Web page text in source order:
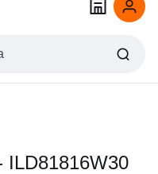
ILD81816W30